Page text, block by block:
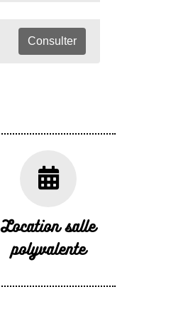
Consulter
Location salle
polyvalente